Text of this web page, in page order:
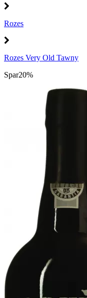
Rozes
Rozes Very Old Tawny
Spar20%